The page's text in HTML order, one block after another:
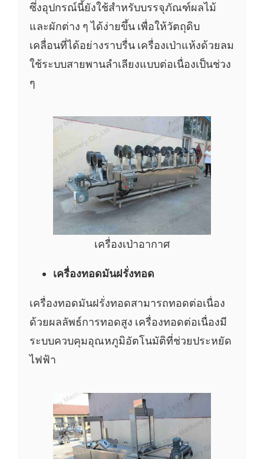
ซึ่งอุปกรณ์นี้ยังใช้สำหรับบรรจุภัณฑ์ผลไม้
และผักต่าง ๆ ได้ง่ายขึ้น เพื่อให้วัตถุดิบ
เคลื่อนที่ได้อย่างราบรื่น เครื่องเป่าแห้งด้วยลม
ใช้ระบบสายพานลำเลียงแบบต่อเนื่องเป็นช่วง
ๆ
เครื่องเป่าอากาศ
เครื่องทอดมันฝรั่งทอด
เครื่องทอดมันฝรั่งทอดสามารถทอดต่อเนื่อง
ด้วยผลลัพธ์การทอดสูง เครื่องทอดต่อเนื่องมี
ระบบควบคุมอุณหภูมิอัตโนมัติที่ช่วยประหยัด
ไฟฟ้า